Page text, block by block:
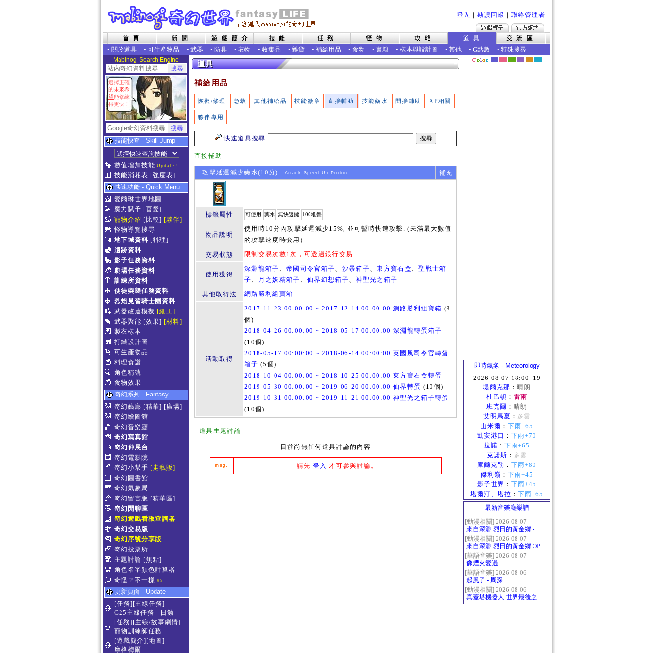
登入 ｜ 勘誤回報 ｜ 聯絡管理者
• 關於道具 • 可生產物品 • 武器 • 防具 • 衣物 • 收集品 • 雜貨 • 補給用品 • 食物 • 書籍 • 樣本與設計圖 • 其他 • G點數 • 特殊搜尋
Mabinogi Search Engine
選擇正確
的未來希
望能修練
得更快！
技能快查 - Skill Jump
數值增加技能 Update !
技能消耗表 [強度表]
快速功能 - Quick Menu
愛爾琳世界地圖
魔力賦予 [喜愛]
寵物介紹 [比較] [夥伴]
怪物導覽搜尋
地下城資料 [料理]
遺跡資料
影子任務資料
劇場任務資料
訓練所資料
使徒突襲任務資料
烈焰見習騎士團資料
武器改造模擬 [細工]
武器聚能 [效果] [材料]
製衣樣本
打鐵設計圖
可生產物品
料理食譜
角色稱號
食物效果
奇幻系列 - Fantasy
奇幻藝廊 [精華] [廣場]
奇幻繪圖館
奇幻音樂廳
奇幻寫真館
奇幻伸展台
奇幻電影院
奇幻小幫手 [走私販]
奇幻圖書館
奇幻氣象局
奇幻留言版 [精華區]
奇幻閒聊區
奇幻遊戲看板查詢器
奇幻交易版
奇幻序號分享版
奇幻投票所
主題討論 [焦點]
角色名字顏色計算器
奇怪？不一樣 #5
更新頁面 - Update
[任務][主線任務]
G25主線任務 - 日蝕
[任務][主線/故事劇情]
寵物訓練師任務
[遊戲簡介][地圖]
摩格梅爾
補給用品
恢復/修理 急救 其他補給品 技能徽章 直接輔助 技能藥水 間接輔助 AP相關
夥伴專用
快速道具搜尋
直接輔助
攻擊延遲減少藥水(10分) - Attack Speed Up Potion 補充
標籤屬性 可使用 藥水 無快速鍵 100堆疊
物品說明
使用時10分內攻擊延遲減少15%, 並可暫時快速攻擊. (未滿最大數值
的攻擊速度時套用)
交易狀態
限制交易次數1次，可透過銀行交易
使用獲得
深淵龍箱子 、帝國司令官箱子、 沙暴箱子、東方寶石盒 、聖戰士箱
子、 月之妖精箱子 、仙界幻想箱子、神聖光之箱子
其他取得法
網路勝利組寶箱
活動取得
2017-11-23 00:00:00 ~ 2017-12-14 00:00:00 網路勝利組寶箱 (3
個)
2018-04-26 00:00:00 ~ 2018-05-17 00:00:00 深淵龍轉蛋箱子
(10個)
2018-05-17 00:00:00 ~ 2018-06-14 00:00:00 英國風司令官轉蛋
箱子 (5個)
2018-10-04 00:00:00 ~ 2018-10-25 00:00:00 東方寶石盒轉蛋
2019-05-30 00:00:00 ~ 2019-06-20 00:00:00 仙界轉蛋 (10個)
2019-10-31 00:00:00 ~ 2019-11-21 00:00:00 神聖光之箱子轉蛋
(10個)
道具主題討論
目前尚無任何道具討論的內容
msg. 請先 登入 才可參與討論。
即時氣象 - Meteorology
2026-08-07 18:00~19
堤爾克那 ： 晴朗
杜巴頓 ： 雷雨
班克爾 ： 晴朗
艾明馬夏 ： 多雲
山米爾 ： 下雨+65
凱安港口 ： 下雨+70
拉諾 ： 下雨+65
克諾斯 ： 多雲
庫爾克勒 ： 下雨+80
傑利嶺 ： 下雨+45
影子世界 ： 下雨+45
塔爾汀、塔拉 ： 下雨+65
最新音樂廳樂譜
[動漫相關] 2026-08-07
來自深淵 烈日的黃金鄉 -
Gravity
[動漫相關] 2026-08-07
來自深淵 烈日的黃金鄉 OP
- かたち(Katachi)
[華語音樂] 2026-08-07
像煙火愛過
[華語音樂] 2026-08-06
起風了 - 周深
[動漫相關] 2026-08-06
真蓋塔機器人 世界最後之
日OP2 HEATS